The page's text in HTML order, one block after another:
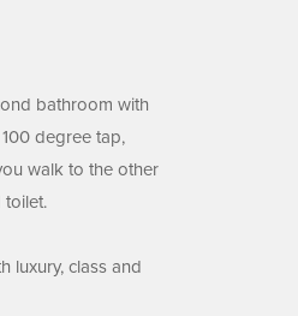
bathroom with
degree tap,
walk to the other
toilet.
luxury, class and